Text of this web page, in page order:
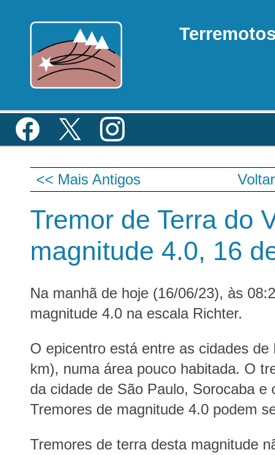
<< Mais Antigos
Tremor de Terra do
magnitude 4.0, 16
Na manhã de hoje (16/06/23), às
magnitude 4.0 na escala Richter.
O epicentro está entre as cidades
km), numa área pouco habitada. O
da cidade de São Paulo, Sorocaba
Tremores de magnitude 4.0 podem
Tremores de terra desta magnitude